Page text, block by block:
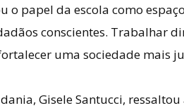
o papel da escola como
conscientes. Trabalhar
uma sociedade mais
Gisele Santucci, ressaltou